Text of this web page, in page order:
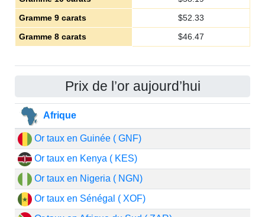
Gramme 9 carats
$52.33
Gramme 8 carats
$46.47
Prix de l’or aujourd’hui
Afrique
Or taux en Guinée ( GNF)
Or taux en Kenya ( KES)
Or taux en Nigeria ( NGN)
Or taux en Sénégal ( XOF)